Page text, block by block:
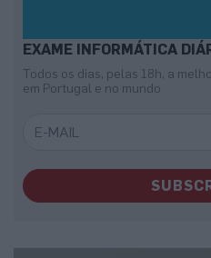
EXAME INFORMÁTICA
Todos os dias, pelas 18h, a
em Portugal e no mundo